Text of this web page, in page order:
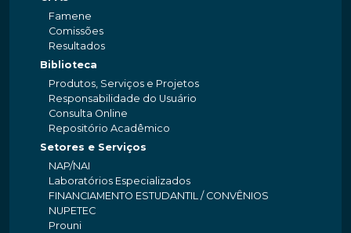
Famene
Comissões
Resultados
Biblioteca
Produtos, Serviços e Projetos
Responsabilidade do Usuário
Consulta Online
Repositório Acadêmico
Setores e Serviços
NAP/NAI
Laboratórios Especializados
FINANCIAMENTO ESTUDANTIL / CONVÊNIOS
NUPETEC
Prouni